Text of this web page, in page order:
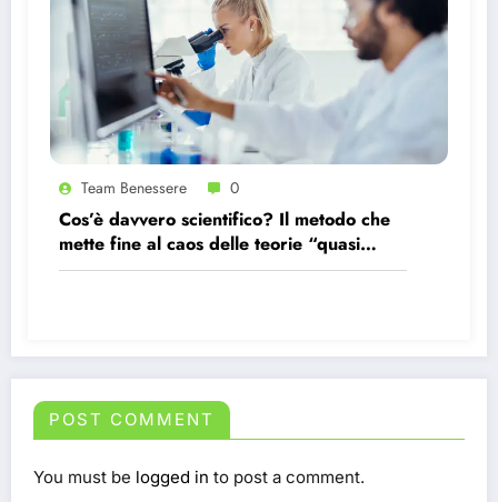
Team Benessere 0
Cos’è davvero scientifico? Il metodo che
mette fine al caos delle teorie “quasi
scientifiche”
POST COMMENT
You must be logged in to post a comment.